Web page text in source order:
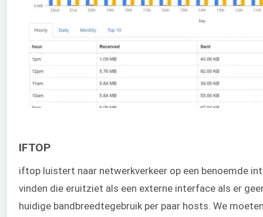
IFTOP
iftop luistert naar netwerkverkeer op een benoemde
vinden die eruitziet als een externe interface als er
huidige bandbreedtegebruik per paar hosts. We